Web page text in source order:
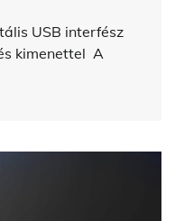
USB interfész
kimenettel A